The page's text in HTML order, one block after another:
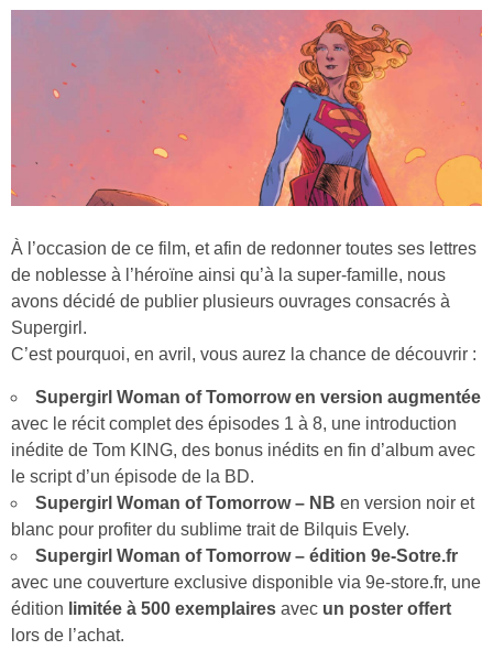
À l’occasion de ce film, et afin de redonner toutes ses lettres
de noblesse à l’héroïne ainsi qu’à la super-famille, nous
avons décidé de publier plusieurs ouvrages consacrés à
Supergirl.
C’est pourquoi, en avril, vous aurez la chance de découvrir :
Supergirl Woman of Tomorrow en version augmentée
avec le récit complet des épisodes 1 à 8, une introduction
inédite de Tom KING, des bonus inédits en fin d’album avec
le script d’un épisode de la BD.
Supergirl Woman of Tomorrow – NB en version noir et
blanc pour profiter du sublime trait de Bilquis Evely.
Supergirl Woman of Tomorrow – édition 9e-Sotre.fr
avec une couverture exclusive disponible via 9e-store.fr, une
édition limitée à 500 exemplaires avec un poster offert
lors de l’achat.